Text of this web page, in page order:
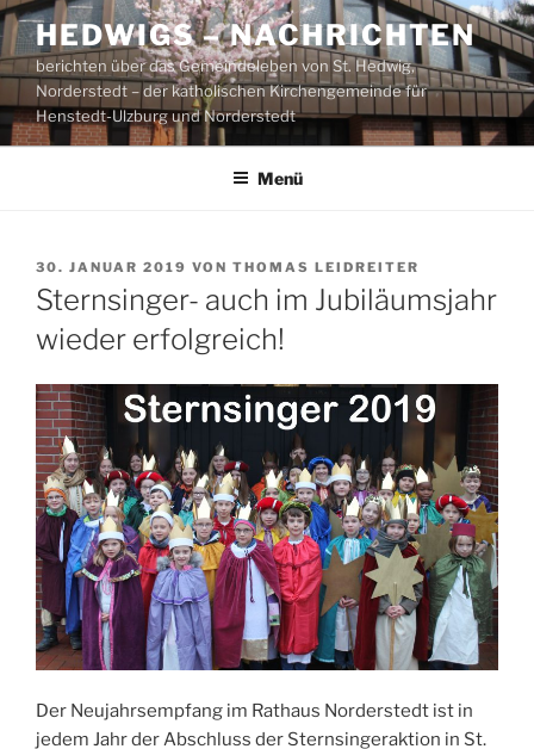
Zum
Inhalt
springen
HEDWIGS – NACHRICHTEN
berichten über das Gemeindeleben von St. Hedwig,
Norderstedt – der katholischen Kirchengemeinde für
Henstedt-Ulzburg und Norderstedt
Menü
VERÖFFENTLICHT
AM
30. JANUAR 2019 VON THOMAS LEIDREITER
Sternsinger- auch im Jubiläumsjahr
wieder erfolgreich!
Der Neujahrsempfang im Rathaus Norderstedt ist in
jedem Jahr der Abschluss der Sternsingeraktion in St.